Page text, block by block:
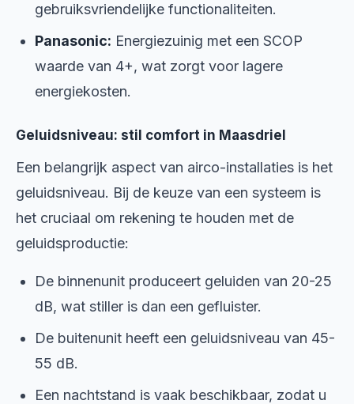
gebruiksvriendelijke functionaliteiten.
Panasonic: Energiezuinig met een SCOP
waarde van 4+, wat zorgt voor lagere
energiekosten.
Geluidsniveau: stil comfort in Maasdriel
Een belangrijk aspect van airco-installaties is het
geluidsniveau. Bij de keuze van een systeem is
het cruciaal om rekening te houden met de
geluidsproductie:
De binnenunit produceert geluiden van 20-25
dB, wat stiller is dan een gefluister.
De buitenunit heeft een geluidsniveau van 45-
55 dB.
Een nachtstand is vaak beschikbaar, zodat u